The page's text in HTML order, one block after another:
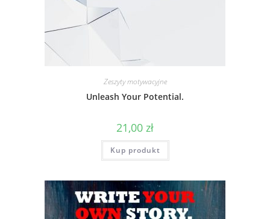
Zeszyty motywacyjne
Unleash Your Potential.
21,00 zł
Kup produkt